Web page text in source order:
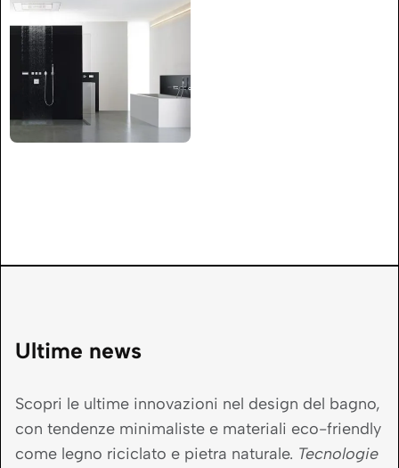
Ultime news
Scopri le ultime innovazioni nel design del bagno,
con tendenze minimaliste e materiali eco-friendly
come legno riciclato e pietra naturale. Tecnologie